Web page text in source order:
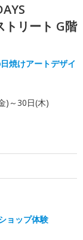
トリート G階
焼けアートデザイ
)～30日(木)
ョップ体験